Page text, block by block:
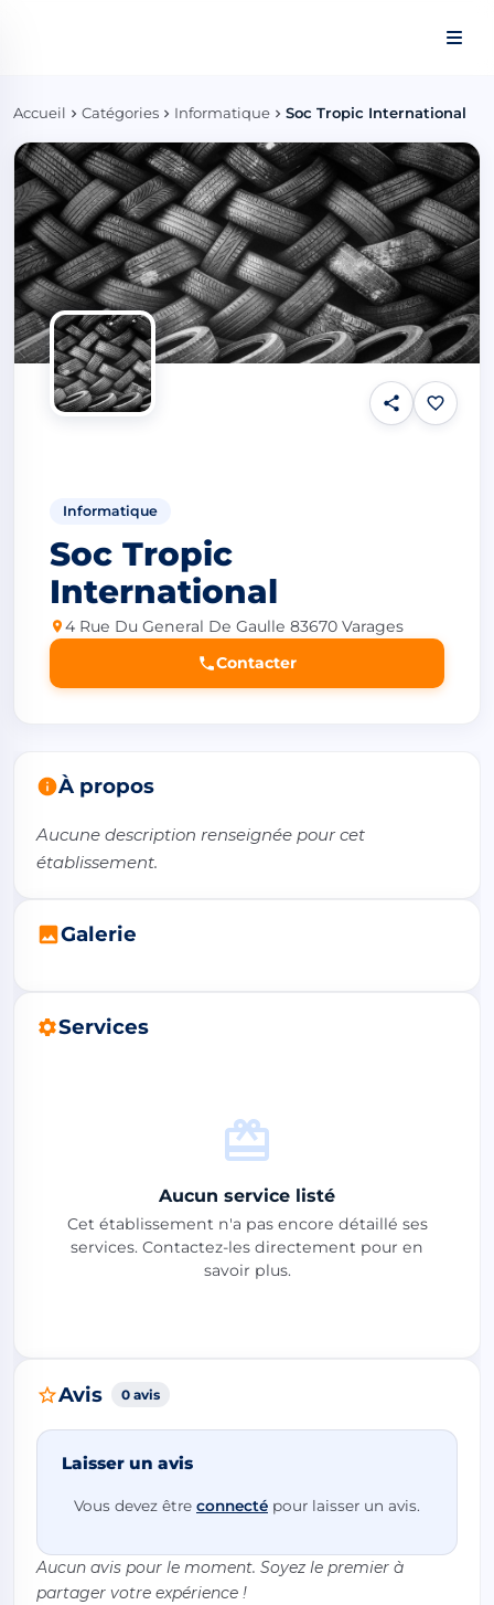
Accueil Catégories Informatique Soc Tropic International
Informatique
Soc Tropic
International
4 Rue Du General De Gaulle 83670 Varages
Contacter
À propos
Aucune description renseignée pour cet
établissement.
Galerie
Services
Aucun service listé
Cet établissement n'a pas encore détaillé ses
services. Contactez-les directement pour en
savoir plus.
Avis 0 avis
Laisser un avis
Vous devez être connecté pour laisser un avis.
Aucun avis pour le moment. Soyez le premier à
partager votre expérience !